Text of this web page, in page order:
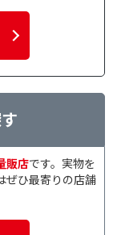
速
速
販店です。実物を
ぜひ最寄りの店舗